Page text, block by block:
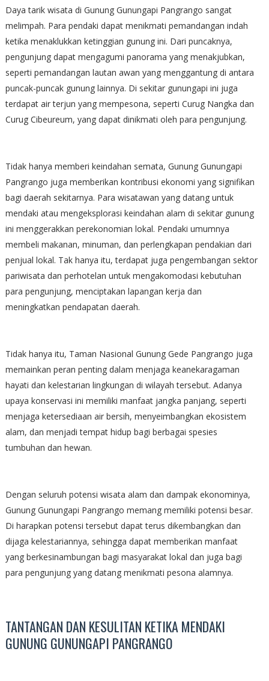
Daya tarik wisata di Gunung Gunungapi Pangrango sangat
melimpah. Para pendaki dapat menikmati pemandangan indah
ketika menaklukkan ketinggian gunung ini. Dari puncaknya,
pengunjung dapat mengagumi panorama yang menakjubkan,
seperti pemandangan lautan awan yang menggantung di antara
puncak-puncak gunung lainnya. Di sekitar gunungapi ini juga
terdapat air terjun yang mempesona, seperti Curug Nangka dan
Curug Cibeureum, yang dapat dinikmati oleh para pengunjung.
Tidak hanya memberi keindahan semata, Gunung Gunungapi
Pangrango juga memberikan kontribusi ekonomi yang signifikan
bagi daerah sekitarnya. Para wisatawan yang datang untuk
mendaki atau mengeksplorasi keindahan alam di sekitar gunung
ini menggerakkan perekonomian lokal. Pendaki umumnya
membeli makanan, minuman, dan perlengkapan pendakian dari
penjual lokal. Tak hanya itu, terdapat juga pengembangan sektor
pariwisata dan perhotelan untuk mengakomodasi kebutuhan
para pengunjung, menciptakan lapangan kerja dan
meningkatkan pendapatan daerah.
Tidak hanya itu, Taman Nasional Gunung Gede Pangrango juga
memainkan peran penting dalam menjaga keanekaragaman
hayati dan kelestarian lingkungan di wilayah tersebut. Adanya
upaya konservasi ini memiliki manfaat jangka panjang, seperti
menjaga ketersediaan air bersih, menyeimbangkan ekosistem
alam, dan menjadi tempat hidup bagi berbagai spesies
tumbuhan dan hewan.
Dengan seluruh potensi wisata alam dan dampak ekonominya,
Gunung Gunungapi Pangrango memang memiliki potensi besar.
Di harapkan potensi tersebut dapat terus dikembangkan dan
dijaga kelestariannya, sehingga dapat memberikan manfaat
yang berkesinambungan bagi masyarakat lokal dan juga bagi
para pengunjung yang datang menikmati pesona alamnya.
TANTANGAN DAN KESULITAN KETIKA MENDAKI
GUNUNG GUNUNGAPI PANGRANGO